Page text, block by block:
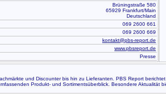
Brüningstraße 580
65929 Frankfurt/Main
Deutschland
069 2600 661
069 2600 669
kontakt@pbs-report.de
www.pbsreport.de
Presse
und Discounter bis hin zu Lieferanten. PBS Report
Produkt- und Sortimentsüberblick. Besondere Aktualität